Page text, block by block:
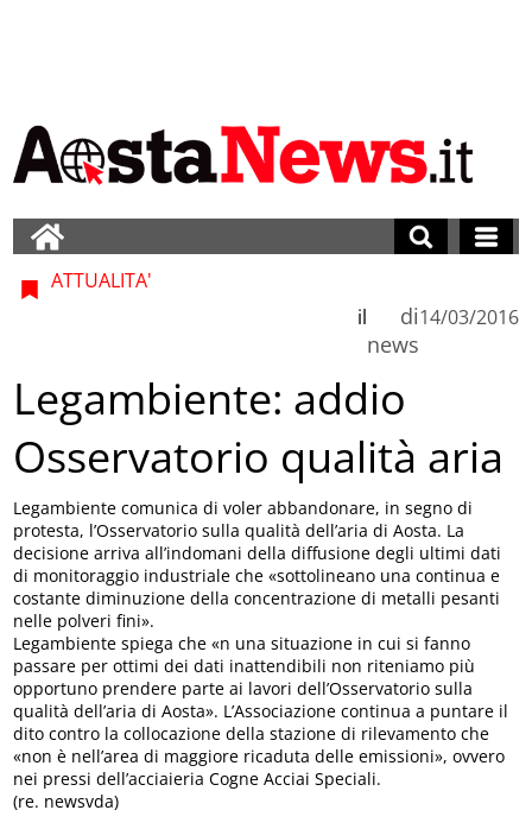
ATTUALITA'
di
news
il 14/03/2016
Legambiente: addio
Osservatorio qualità aria
Legambiente comunica di voler abbandonare, in segno di
protesta, l’Osservatorio sulla qualità dell’aria di Aosta. La
decisione arriva all’indomani della diffusione degli ultimi dati
di monitoraggio industriale che «sottolineano una continua e
costante diminuzione della concentrazione di metalli pesanti
nelle polveri fini».
Legambiente spiega che «n una situazione in cui si fanno
passare per ottimi dei dati inattendibili non riteniamo più
opportuno prendere parte ai lavori dell’Osservatorio sulla
qualità dell’aria di Aosta». L’Associazione continua a puntare il
dito contro la collocazione della stazione di rilevamento che
«non è nell’area di maggiore ricaduta delle emissioni», ovvero
nei pressi dell’acciaieria Cogne Acciai Speciali.
(re. newsvda)